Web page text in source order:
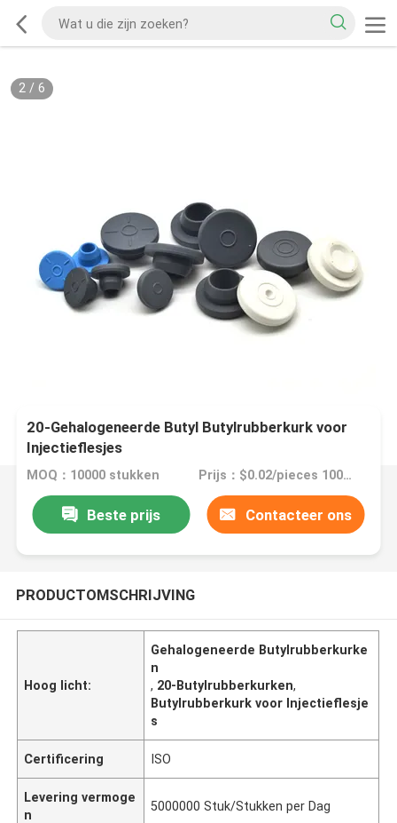
2/ 6
20-Gehalogeneerde Butyl Butylrubberkurk voor
Injectieflesjes
MOQ：10000 stukken Prijs：$0.02/pieces 10000-99999 pieces
Beste prijs Contacteer ons
PRODUCTOMSCHRIJVING
Hoog licht:
Gehalogeneerde Butylrubberkurke
n
, 20-Butylrubberkurken,
Butylrubberkurk voor Injectieflesje
s
Certificering ISO
Levering vermoge
n
5000000 Stuk/Stukken per Dag